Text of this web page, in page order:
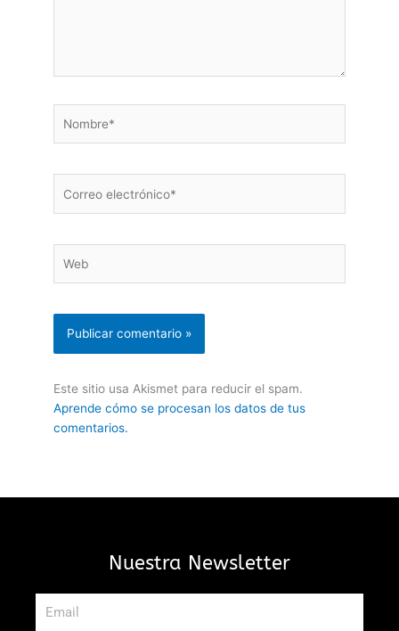
electrónico*
Este sitio usa Akismet para reducir el spam.
Aprende cómo se procesan los datos de tus
comentarios.
Nuestra Newsletter